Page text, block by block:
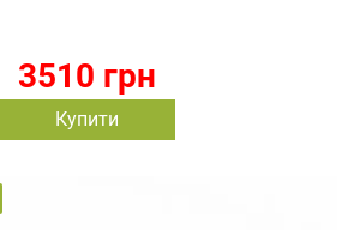
3510 грн
Купити